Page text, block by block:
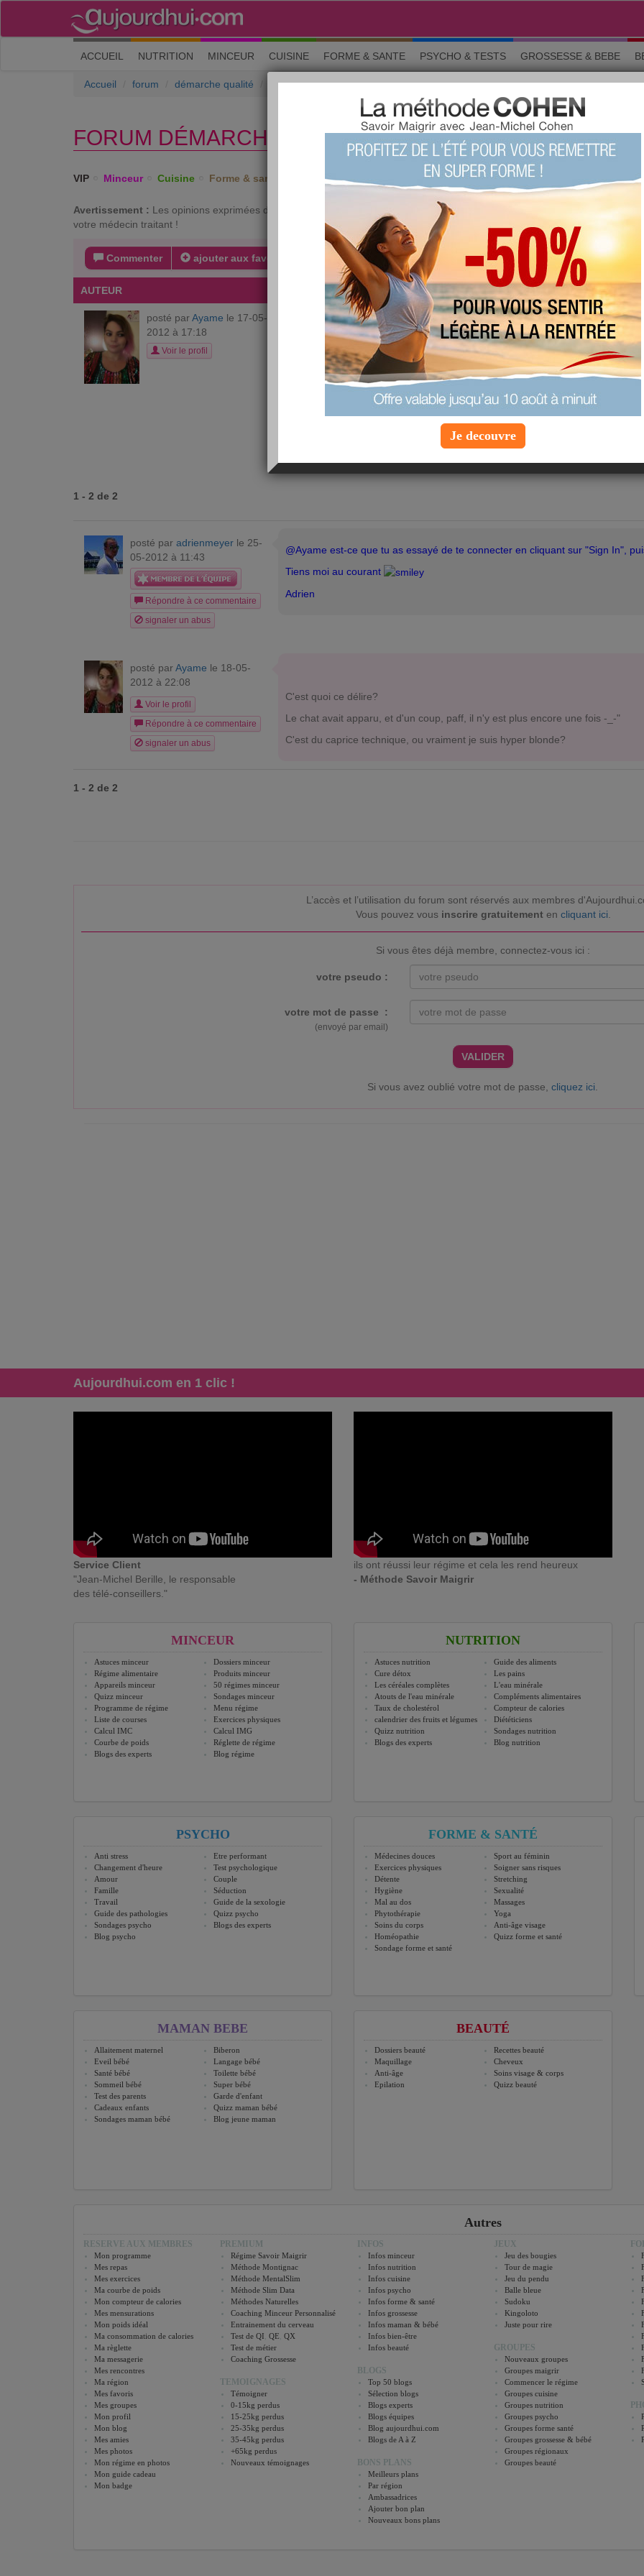
ACCUEIL (current)
NUTRITION MINCEUR CUISINE FORME & SANTE PSYCHO & TESTS GROSSESSE & BEBE
Accueil forum démarche qualité Problèmes Techniques Chat MEEBO?
FORUM DÉMARCHE QUALITÉ › PROBLÈMES
VIP Minceur Cuisine Forme & santé Psycho & tests Grossesse Maman & bébé Beauté La
Avertissement : Les opinions exprimées dans ce forum sont celles des membres d'aujourdhui.com. Avant de suivre un
votre médecin traitant !
Commenter ajouter aux favoris signaler un abus
AUTEUR MESSAGE
posté parAyame le 17-05-
2012 à 17:18
Voir le profil
Chat MEEBO?
bonjours,
Voilà avant nous avions un chat qui marchait bien, et tout et tout, et depuis
je ne peux plus être connecter pour discuter avec les gens, et j'ai tenter
succès... Est-ce normal ou est-ce moi qui n'ai rien pigé?
1 - 2 de 2
posté par adrienmeyer le 25-
05-2012 à 11:43
Répondre à ce commentaire
signaler un abus
@Ayame est-ce que tu as essayé de te connecter en cliquant sur "Sign In",
Tiens moi au courant
Adrien
posté parAyame le 18-05-
2012 à 22:08
Voir le profil
Répondre à ce commentaire
signaler un abus
C'est quoi ce délire?
Le chat avait apparu, et d'un coup, paff, il n'y est plus encore une fois -_-"
C'est du caprice technique, ou vraiment je suis hyper blonde?
1 - 2 de 2
L’accès et l’utilisation du forum sont réservés aux membres
Vous pouvez vous inscrire gratuitementen cliquant ici
Si vous êtes déjà membre, connectez-vous ici :
votre pseudo :
votre mot de passe :
(envoyé par email)
VALIDER
Si vous avez oublié votre mot de passe,cliquez ici
Aujourdhui.com en 1 clic !
Service Client
"Jean-Michel Berille, le responsable
des télé-conseillers."
ils ont réussi leur régime et cela les rend heureux
- Méthode Savoir Maigrir
MINCEUR
Astuces minceur
Dossiers minceur
Régime alimentaire
Produits minceur
Appareils minceur
50 régimes minceur
Quizz minceur
Sondages minceur
Programme de régime
Menu régime
Liste de courses
Exercices physiques
Calcul IMC
Calcul IMG
Courbe de poids
Réglette de régime
Blogs des experts
Blog régime
NUTRITION
Astuces nutrition
Guide des aliments
Cure détox
Les pains
Les céréales complètes
L'eau minérale
Atouts de l'eau minérale
Compléments alimentaires
Taux de cholestérol
Compteur de calories
calendrier des fruits et légumes
Diététiciens
Quizz nutrition
Sondages nutrition
Blogs des experts
Blog nutrition
PSYCHO
Anti stress
Etre performant
Changement d'heure
Test psychologique
Amour
Couple
Famille
Séduction
Travail
Guide de la sexologie
Guide des pathologies
Quizz psycho
Sondages psycho
Blogs des experts
Blog psycho
FORME & SANTÉ
Médecines douces
Sport au féminin
Exercices physiques
Soigner sans risques
Détente
Stretching
Hygiène
Sexualité
Mal au dos
Massages
Phytothérapie
Yoga
Soins du corps
Anti-âge visage
Homéopathie
Quizz forme et santé
Sondage forme et santé
MAMAN BEBE
Allaitement maternel
Biberon
Eveil bébé
Langage bébé
Santé bébé
Toilette bébé
Sommeil bébé
Super bébé
Test des parents
Garde d'enfant
Cadeaux enfants
Quizz maman bébé
Sondages maman bébé
Blog jeune maman
BEAUTÉ
Dossiers beauté
Recettes beauté
Maquillage
Cheveux
Anti-âge
Soins visage & corps
Epilation
Quizz beauté
Autres
RESERVE AUX MEMBRES
Mon programme
Mes repas
Mes exercices
Ma courbe de poids
Mon compteur de calories
Mes mensurations
Mon poids idéal
Ma consommation de calories
Ma règlette
Ma messagerie
Mes rencontres
Ma région
Mes favoris
Mes groupes
Mon profil
Mon blog
Mes amies
Mes photos
Mon régime en photos
Mon guide cadeau
Mon badge
PREMIUM
Régime Savoir Maigrir
Méthode Montignac
Méthode MentalSlim
Méthode Slim Data
Méthodes Naturelles
Coaching Minceur Personnalisé
Entrainement du cerveau
Test de QI ,QE ,QX
Test de métier
Coaching Grossesse
TEMOIGNAGES
Témoigner
0-15kg perdus
15-25kg perdus
25-35kg perdus
35-45kg perdus
+65kg perdus
Nouveaux témoignages
INFOS
Infos minceur
Infos nutrition
Infos cuisine
Infos psycho
Infos forme & santé
Infos grossesse
Infos maman & bébé
Infos bien-être
Infos beauté
BLOGS
Top 50 blogs
Sélection blogs
Blogs experts
Blogs équipes
Blog aujourdhui.com
Blogs de A à Z
BONS PLANS
Meilleurs plans
Par région
Ambassadrices
Ajouter bon plan
Nouveaux bons plans
JEUX
Jeu des bougies
Tour de magie
Jeu du pendu
Balle bleue
Sudoku
Kingoloto
Juste pour rire
GROUPES
Nouveaux groupes
Groupes maigrir
Commencer le régime
Groupes cuisine
Groupes nutrition
Groupes psycho
Groupes forme santé
Groupes grossesse & bébé
Groupes régionaux
Groupes beauté
Je decouvre